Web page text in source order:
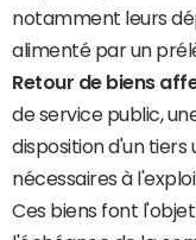
notamment leurs
alimenté par un
Retour de biens
de service public,
disposition d'un
nécessaires à
Ces biens font